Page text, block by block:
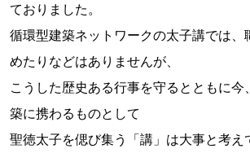
ておりました。
循環型建築ネットワークの太子講では、
めたりなどはありませんが、
こうした歴史ある行事を守るとともに今
築に携わるものとして
聖徳太子を偲び集う「講」は大事と考え